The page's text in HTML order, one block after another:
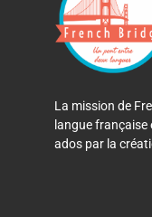
La mission de
langue
ados par la